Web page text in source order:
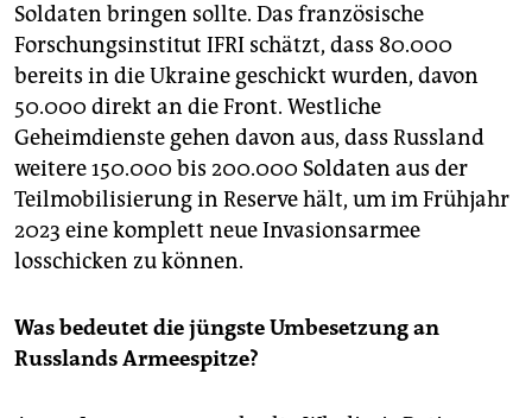
Soldaten bringen sollte. Das französische
Forschungsinstitut IFRI schätzt, dass 80.000
bereits in die Ukraine geschickt wurden, davon
50.000 direkt an die Front. Westliche
Geheimdienste gehen davon aus, dass Russland
weitere 150.000 bis 200.000 Soldaten aus der
Teilmobilisierung in Reserve hält, um im Frühjahr
2023 eine komplett neue Invasionsarmee
losschicken zu können.
Was bedeutet die jüngste Umbesetzung an
Russlands Armeespitze?